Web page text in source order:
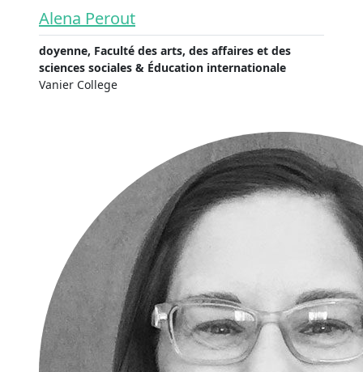
Alena Perout
doyenne, Faculté des arts, des affaires et des
sciences sociales & Éducation internationale
Vanier College